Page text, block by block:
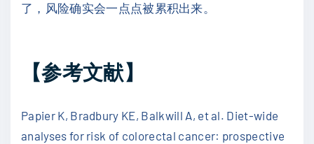
了，风险确实会一点点被累积出来。
【参考文献】
Papier K, Bradbury KE, Balkwill A, et al. Diet-wide
analyses for risk of colorectal cancer: prospective